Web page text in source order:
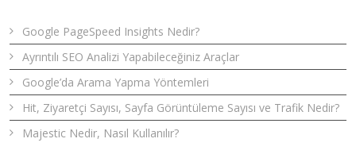
Google PageSpeed Insights Nedir?
Ayrıntılı SEO Analizi Yapabileceğiniz Araçlar
Google’da Arama Yapma Yöntemleri
Hit, Ziyaretçi Sayısı, Sayfa Görüntüleme Sayısı ve Trafik Nedir?
Majestic Nedir, Nasıl Kullanılır?